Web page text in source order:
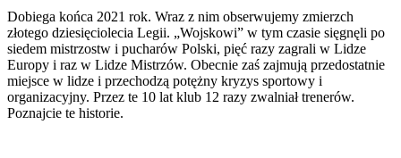
Dobiega końca 2021 rok. Wraz z nim obserwujemy zmierzch
złotego dziesięciolecia Legii. „Wojskowi” w tym czasie sięgnęli po
siedem mistrzostw i pucharów Polski, pięć razy zagrali w Lidze
Europy i raz w Lidze Mistrzów. Obecnie zaś zajmują przedostatnie
miejsce w lidze i przechodzą potężny kryzys sportowy i
organizacyjny. Przez te 10 lat klub 12 razy zwalniał trenerów.
Poznajcie te historie.